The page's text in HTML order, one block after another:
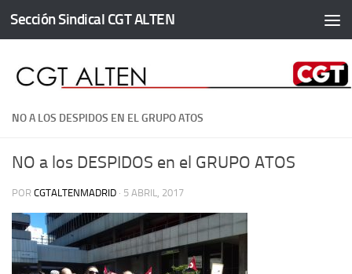
Saltar al contenido
Sección Sindical CGT ALTEN
NO A LOS DESPIDOS EN EL GRUPO ATOS
NO a los DESPIDOS en el GRUPO ATOS
POR CGTALTENMADRID · 5 ABRIL, 2017